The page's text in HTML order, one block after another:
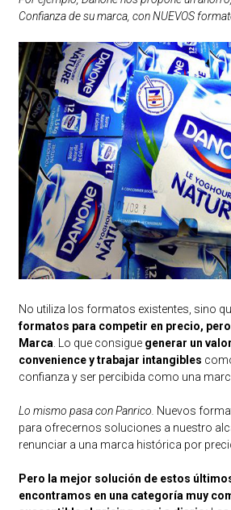
Confianza de su marca, con NUEVOS
No utiliza los formatos existentes, sino
formatos para competir en precio,
Marca . Lo que consigue generar un
convenience y trabajar intangibles
confianza y ser percibida como una
Lo mismo pasa con Panrico. Nuevos
para ofrecernos soluciones a nuestro
renunciar a una marca histórica por
Pero la mejor solución de estos
encontramos en una categoría muy